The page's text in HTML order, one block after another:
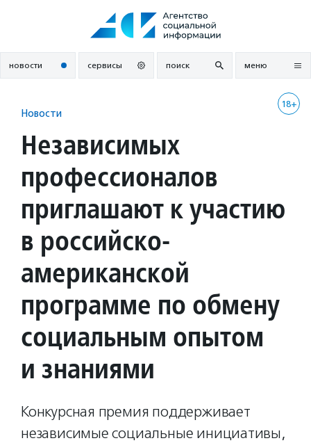
новости сервисы поиск меню
18+
Новости
Независимых
профессионалов
приглашают к участию
в российско-
американской
программе по обмену
социальным опытом
и знаниями
Конкурсная премия поддерживает
независимые социальные инициативы,